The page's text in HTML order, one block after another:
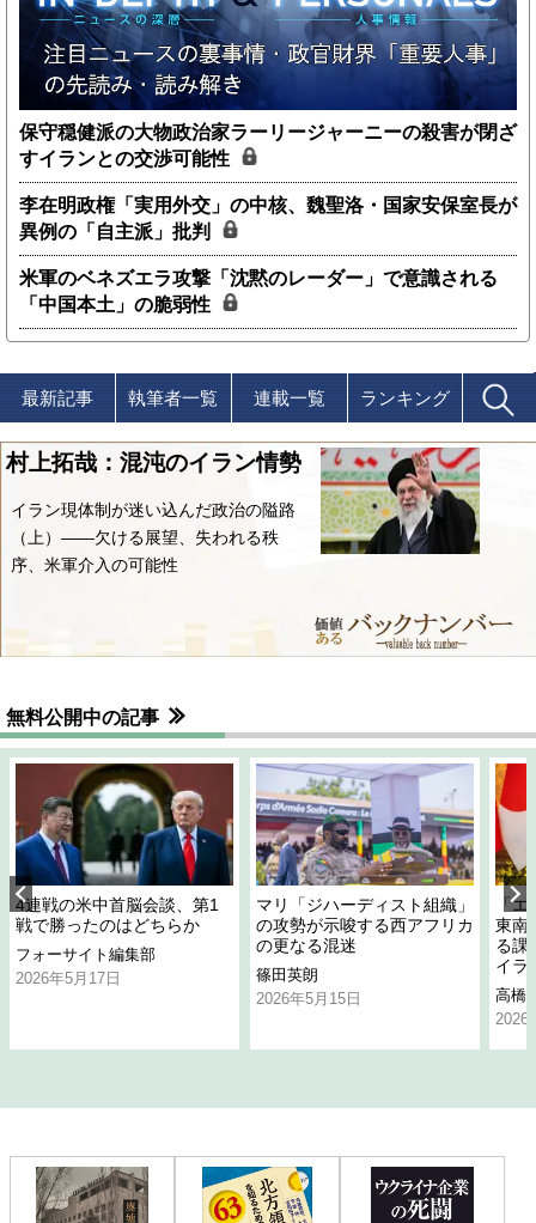
保守穏健派の大物政治家ラーリージャーニーの殺害が閉ざ
すイランとの交渉可能性
李在明政権「実用外交」の中核、魏聖洛・国家安保室長が
異例の「自主派」批判
米軍のベネズエラ攻撃「沈黙のレーダー」で意識される
「中国本土」の脆弱性
最新記事 執筆者一覧 連載一覧 ランキング
村上拓哉：混沌のイラン情勢
イラン現体制が迷い込んだ政治の隘路
（上）――欠ける展望、失われる秩
序、米軍介入の可能性
無料公開中の記事
4連戦の米中首脳会談、第1
戦で勝ったのはどちらか
フォーサイト編集部
2026年5月17日
マリ「ジハーディスト組織」
の攻勢が示唆する西アフリカ
の更なる混迷
篠田英朗
2026年5月15日
「
東南
る課
イラ
高橋
2026